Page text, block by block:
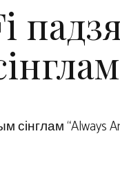
сінглам “Always